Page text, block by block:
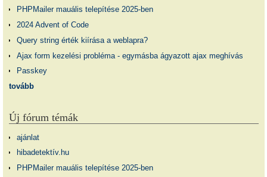
PHPMailer mauális telepítése 2025-ben
2024 Advent of Code
Query string érték kiírása a weblapra?
Ajax form kezelési probléma - egymásba ágyazott ajax meghívás
Passkey
tovább
Új fórum témák
ajánlat
hibadetektív.hu
PHPMailer mauális telepítése 2025-ben